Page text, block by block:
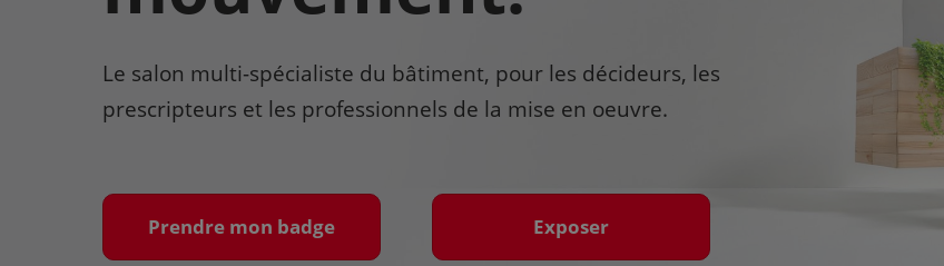
Le salon multi-spécialiste du bâtiment, pour les décideurs, les
prescripteurs et les professionnels de la mise en oeuvre.
Prendre mon badge Exposer